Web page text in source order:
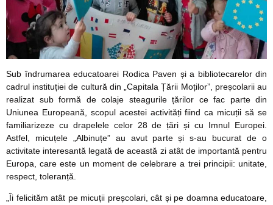
Sub îndrumarea educatoarei Rodica Paven și a bibliotecarelor din
cadrul instituției de cultură din „Capitala Țării Moților”, preșcolarii au
realizat sub formă de colaje steagurile țărilor ce fac parte din
Uniunea Europeană, scopul acestei activități fiind ca micuții să se
familiarizeze cu drapelele celor 28 de țări și cu Imnul Europei.
Astfel, micuțele „Albinuțe” au avut parte și s-au bucurat de o
activitate interesantă legată de această zi atât de importantă pentru
Europa, care este un moment de celebrare a trei principii: unitate,
respect, toleranță.
„Îi felicităm atât pe micuții preșcolari, cât și pe doamna educatoare,